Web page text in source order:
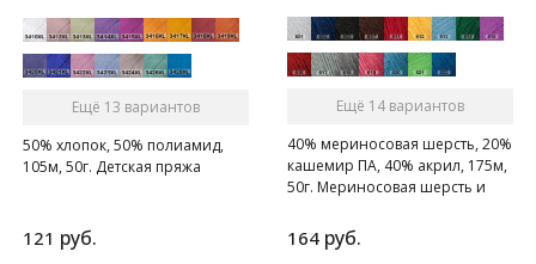
Ещё 13 вариантов
50% хлопок, 50% полиамид,
105м, 50г. Детская пряжа
121 руб.
Ещё 14 вариантов
40% мериносовая шерсть, 20%
кашемир ПА, 40% акрил, 175м,
50г. Мериносовая шерсть и
сочетание для пряжи на
осенне-зимний сезон!
164 руб.